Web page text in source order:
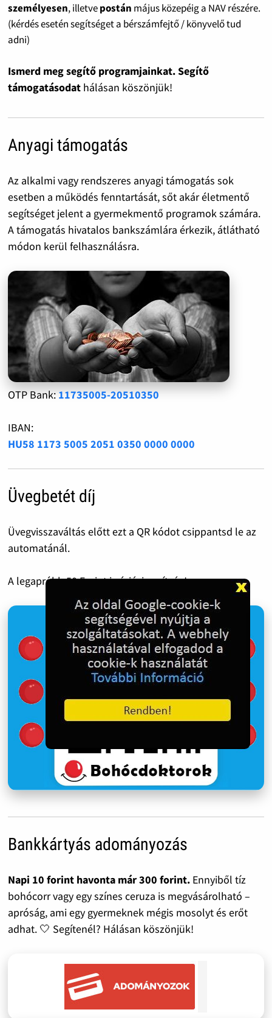
személyesen, illetvepostán május közepéig a NAV részére.
(kérdés esetén segítséget a bérszámfejtő / könyvelő tud
adni)
Ismerd meg segítő programjainkat. Segítő
támogatásodat hálásan köszönjük!
Anyagi támogatás
Az alkalmi vagy rendszeres anyagi támogatás sok
esetben a működés fenntartását, sőt akár életmentő
segítséget jelent a gyermekmentő programok számára.
A támogatás hivatalos bankszámlára érkezik, átlátható
módon kerül felhasználásra.
OTP Bank: 11735005-20510350
IBAN:
HU58 1173 5005 2051 0350 0000 0000
Üvegbetét díj
Üvegvisszaváltás előtt ezt a QR kódot csippantsd le az
automatánál.
A legapróbb 50 Forint is óriási segítség!
Bankkártyás adományozás
Napi 10 forint havonta már 300 forint.Ennyiből tíz
bohócorr vagy egy színes ceruza is megvásárolható –
apróság, ami egy gyermeknek mégis mosolyt és erőt
adhat. 🤍 Segítenél? Hálásan köszönjük!